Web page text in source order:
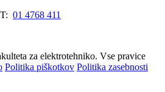
T: 01 4768 411
za elektrotehniko. Vse pravice
Politika piškotkov Politika zasebnosti